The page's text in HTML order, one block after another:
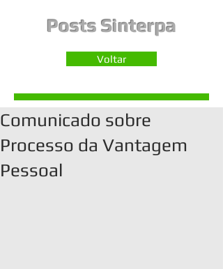
Posts Sinterpa
Voltar
Comunicado sobre
Processo da Vantagem
Pessoal